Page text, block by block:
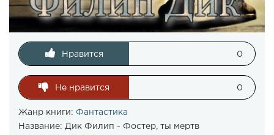
Нравится 0
Не нравится 0
Жанр книги: Фантастика
Название: Дик Филип - Фостер, ты мертв